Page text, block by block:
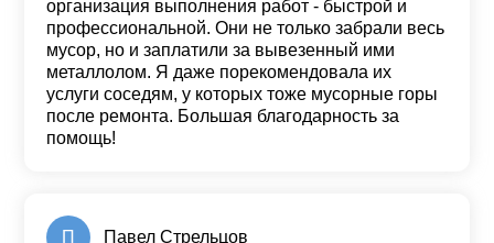
организация выполнения работ - быстрой и
профессиональной. Они не только забрали весь
мусор, но и заплатили за вывезенный ими
металлолом. Я даже порекомендовала их
услуги соседям, у которых тоже мусорные горы
после ремонта. Большая благодарность за
помощь!
П Павел Стрельцов